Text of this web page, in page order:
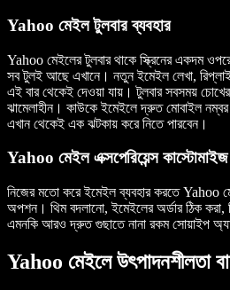
Yahoo মেইল টুলবার ব্যবহার
Yahoo মেইলের টুলবার থাকে স্ক্রিনের একদম
সব টুলই আছে এখানে। নতুন ইমেইল লেখা,
এই বার থেকেই দেওয়া যায়। টুলবার সবসময়
ঝামেলাহীন। কাউকে ইমেইলে দ্রুত মোবাইল
এখান থেকেই এক ঝটকায় করে নিতে পারবেন।
Yahoo মেইল এক্সপেরিয়েন্স কাস্টোমাইজ
নিজের মতো করে ইমেইল ব্যবহার করতে Yahoo
অপশন। থিম বদলানো, ইমেইলের অর্ডার ঠিক করা,
এমনকি আরও দ্রুত গুছাতে নানা রকম সোয়াইপ
Yahoo মেইলে উৎপাদনশীলতা